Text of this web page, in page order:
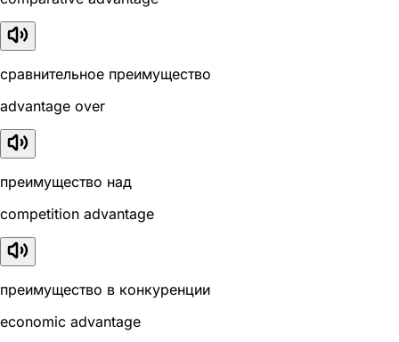
сравнительное преимущество
advantage over
преимущество над
competition advantage
преимущество в конкуренции
economic advantage